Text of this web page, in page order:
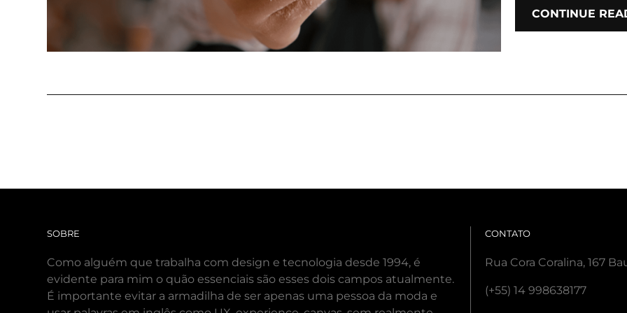
CONTINUE
SOBRE
Como alguém que trabalha com design e tecnologia desde 1994, é
evidente para mim o quão essenciais são esses dois campos atualmente.
É importante evitar a armadilha de ser apenas uma pessoa da moda e
CONTATO
Rua Cora Coralina, 167
(+55) 14 998638177